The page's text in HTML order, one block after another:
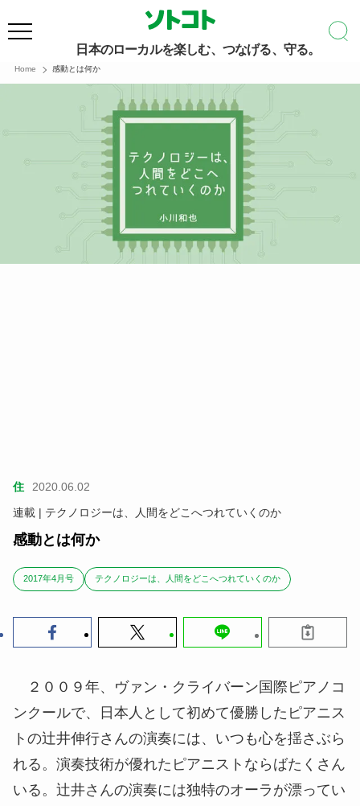
日本のローカルを楽しむ、つなげる、守る。
Home 感動とは何か
住
2020.06.02
連載 | テクノロジーは、人間をどこへつれていくのか
感動とは何か
2017年4月号 テクノロジーは、人間をどこへつれていくのか
２００９年、ヴァン・クライバーン国際ピアノコ
ンクールで、日本人として初めて優勝したピアニス
トの辻井伸行さんの演奏には、いつも心を揺さぶら
れる。演奏技術が優れたピアニストならばたくさん
いる。辻井さんの演奏には独特のオーラが漂ってい